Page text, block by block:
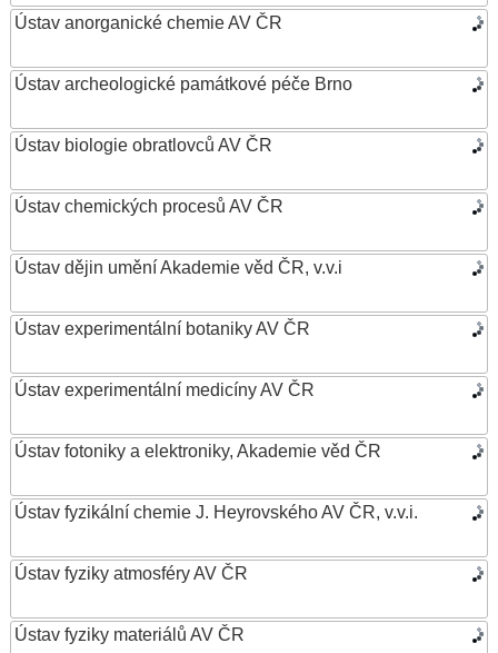
Ústav anorganické chemie AV ČR
Ústav archeologické památkové péče Brno
Ústav biologie obratlovců AV ČR
Ústav chemických procesů AV ČR
Ústav dějin umění Akademie věd ČR, v.v.i
Ústav experimentální botaniky AV ČR
Ústav experimentální medicíny AV ČR
Ústav fotoniky a elektroniky, Akademie věd ČR
Ústav fyzikální chemie J. Heyrovského AV ČR, v.v.i.
Ústav fyziky atmosféry AV ČR
Ústav fyziky materiálů AV ČR